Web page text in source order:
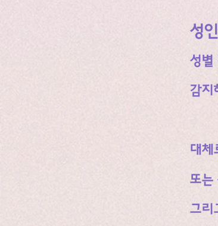
성
성별
감지
대체
또는
그리